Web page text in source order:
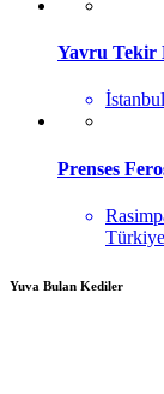
Yavru Tekir
Prenses
Türkiye
Yuva Bulan Kediler